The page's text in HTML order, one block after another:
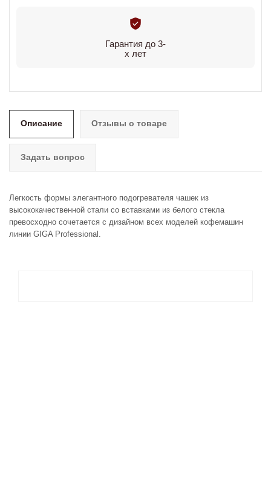
Гарантия до 3-
х лет
Описание Отзывы о товаре
Задать вопрос
Легкость формы элегантного подогревателя чашек из
высококачественной стали со вставками из белого стекла
превосходно сочетается с дизайном всех моделей кофемашин
линии GIGA Professional.